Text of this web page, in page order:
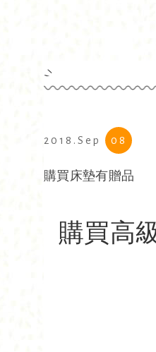
2018.Sep 08
購買床墊有贈品
購買高